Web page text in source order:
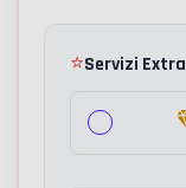
⭐Servizi Extra